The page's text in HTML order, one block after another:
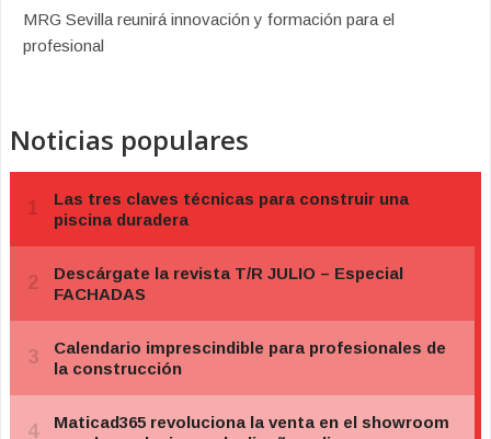
MRG Sevilla reunirá innovación y formación para el
profesional
Noticias populares